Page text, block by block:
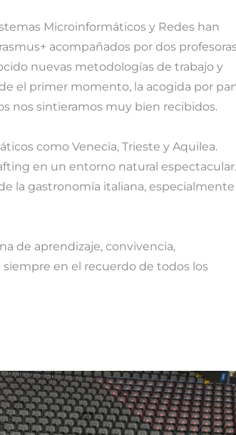
Microinformáticos y Redes han
acompañados por dos
nuevas metodologías de trabajo y
el primer momento, la acogida por
nos sintieramos muy bien recibidos.
como Venecia, Trieste y Aquilea.
en un entorno natural espectacular.
la gastronomía italiana,
de aprendizaje, convivencia,
en el recuerdo de todos los